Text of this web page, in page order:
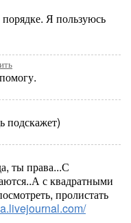
порядке. Я пользуюсь
подскажет)
ты права...С
с квадратными
пролистать